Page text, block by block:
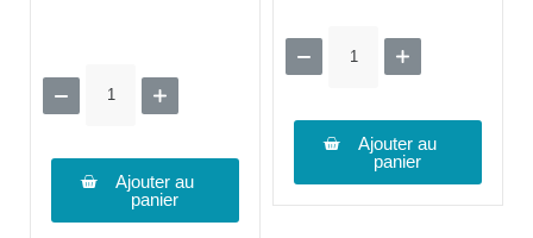
Ajouter au
panier
Ajouter au
panier